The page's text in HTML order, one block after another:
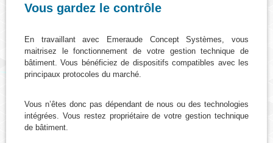
Vous gardez le contrôle
En travaillant avec Emeraude Concept Systèmes, vous
maitrisez le fonctionnement de votre gestion technique de
bâtiment. Vous bénéficiez de dispositifs compatibles avec les
principaux protocoles du marché.
Vous n’êtes donc pas dépendant de nous ou des technologies
intégrées. Vous restez propriétaire de votre gestion technique
de bâtiment.